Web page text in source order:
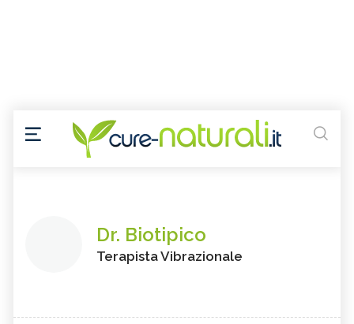
Dr. Biotipico
Terapista Vibrazionale